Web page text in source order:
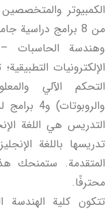
الكمبيوتر
من 8 برامج دراسية
وهندسة الحاسبات –
الإلكترونيات
التحكم الآلي
التدريس هي اللغة
تدريسها باللغة
المتقدمة. ستمنحك
محترفًا.
تتكون كلية الهندسة